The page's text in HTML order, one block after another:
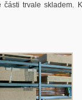
části trvale skladem.